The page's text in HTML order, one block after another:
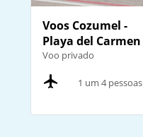
Voos Cozumel -
Playa del Carmen
Voo privado
1 um 4 pessoas